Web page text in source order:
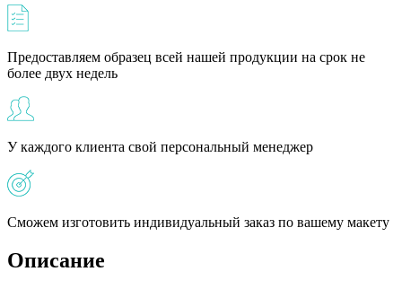
Предоставляем образец всей нашей продукции на срок не
более двух недель
У каждого клиента свой персональный менеджер
Сможем изготовить индивидуальный заказ по вашему макету
Описание